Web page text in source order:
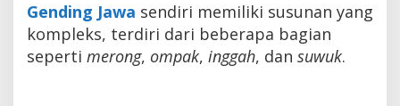
Gending Jawa sendiri memiliki susunan yang
kompleks, terdiri dari beberapa bagian
seperti merong, ompak, inggah, dan suwuk.